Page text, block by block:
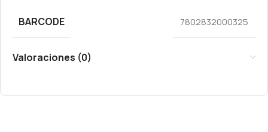
BARCODE 7802832000325
Valoraciones (0)